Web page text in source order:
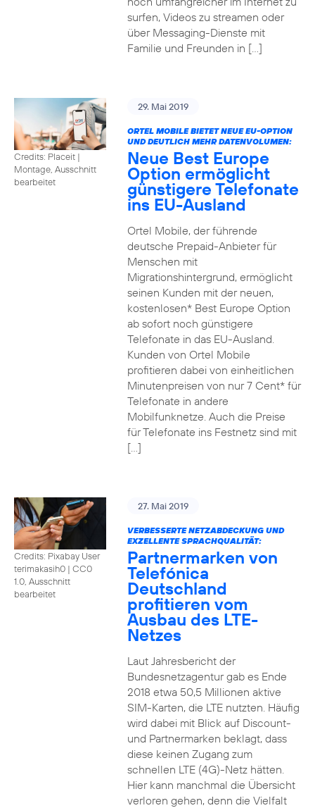
surfen, Videos zu streamen oder
über Messaging-Dienste mit
Familie und Freunden in […]
Credits: Placeit |
Montage, Ausschnitt
bearbeitet
29. Mai 2019
ORTEL MOBILE BIETET NEUE EU-OPTION
UND DEUTLICH MEHR DATENVOLUMEN:
Neue Best Europe
Option ermöglicht
günstigere Telefonate
ins EU-Ausland
Ortel Mobile, der führende
deutsche Prepaid-Anbieter für
Menschen mit
Migrationshintergrund, ermöglicht
seinen Kunden mit der neuen,
kostenlosen* Best Europe Option
ab sofort noch günstigere
Telefonate in das EU-Ausland.
Kunden von Ortel Mobile
profitieren dabei von einheitlichen
Minutenpreisen von nur 7 Cent* für
Telefonate in andere
Mobilfunknetze. Auch die Preise
für Telefonate ins Festnetz sind mit
[…]
Credits: Pixabay User
terimakasih0 | CC0
1.0, Ausschnitt
bearbeitet
27. Mai 2019
VERBESSERTE NETZABDECKUNG UND
EXZELLENTE SPRACHQUALITÄT:
Partnermarken von
Telefónica
Deutschland
profitieren vom
Ausbau des LTE-
Netzes
Laut Jahresbericht der
Bundesnetzagentur gab es Ende
2018 etwa 50,5 Millionen aktive
SIM-Karten, die LTE nutzten. Häufig
wird dabei mit Blick auf Discount-
und Partnermarken beklagt, dass
diese keinen Zugang zum
schnellen LTE (4G)-Netz hätten.
Hier kann manchmal die Übersicht
verloren gehen, denn die Vielfalt